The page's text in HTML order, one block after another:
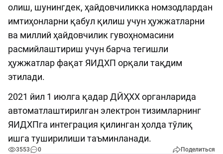
олиш, шунингдек, ҳайдовчиликка номзодлардан
имтиҳонларни қабул қилиш учун ҳужжатларни
ва миллий ҳайдовчилик гувоҳномасини
расмийлаштириш учун барча тегишли
ҳужжатлар фақат ЯИДХП орқали тақдим
этилади.
2021 йил 1 июлга қадар ДЙҲХХ органларида
автоматлаштирилган электрон тизимларнинг
ЯИДХПга интеграция қилинган ҳолда тўлиқ
ишга туширилиши таъминланади.
3553 0 Поделиться